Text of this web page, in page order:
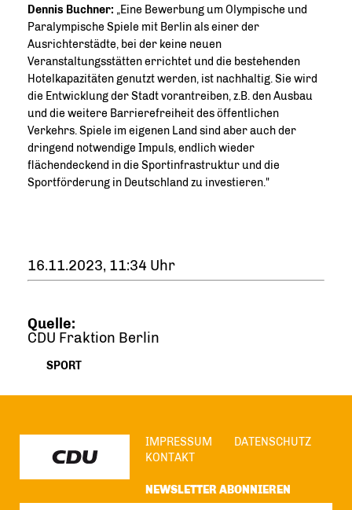
Dennis Buchner: Eine Bewerbung um Olympische und
Paralympische Spiele mit Berlin als einer der
Ausrichterstädte, bei der keine neuen
Veranstaltungsstätten errichtet und die bestehenden
Hotelkapazitäten genutzt werden, ist nachhaltig. Sie wird
die Entwicklung der Stadt vorantreiben, z.B. den Ausbau
und die weitere Barrierefreiheit des öffentlichen
Verkehrs. Spiele im eigenen Land sind aber auch der
dringend notwendige Impuls, endlich wieder
flächendeckend in die Sportinfrastruktur und die
Sportförderung in Deutschland zu investieren."
16.11.2023, 11:34 Uhr
Quelle:
CDU Fraktion Berlin
SPORT
IMPRESSUM
DATENSCHUTZ
KONTAKT
NEWSLETTER ABONNIEREN